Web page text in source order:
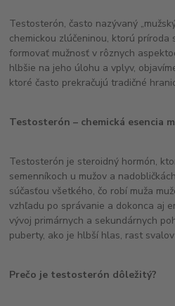
Testosterón, často nazývaný
chemickou zlúčeninou, ktorú príroda
formovať mužnosť v rôznych
hlbšie na jeho úlohu a vplyv,
ktoré často prekračujú tradičné
Testosterón – chemická esencia
Testosterón je steroidný hormón,
semenníkoch u mužov a
súčasťou všetkého, čo robí muža
vzhľadu po správanie a dokonca aj
vývoj primárnych a sekundárnych
puberty, ako je hlbší hlas, rast
Prečo je testosterón dôležitý?